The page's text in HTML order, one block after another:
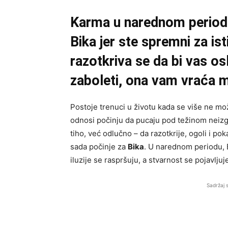
Karma u narednom
Bika jer ste spremni za
razotkriva se da bi vas
zaboleti, ona vam vraća
Postoje trenuci u životu kada se više ne
odnosi počinju da pucaju pod težinom
tiho, već odlučno – da razotkrije, ogoli i
sada počinje za Bika. U narednom
iluzije se raspršuju, a stvarnost se
Sadržaj